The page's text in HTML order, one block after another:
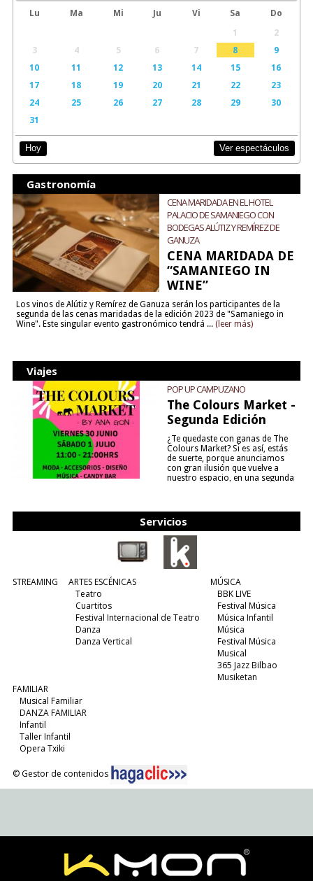
Lu Ma Mi Ju Vi Sa
Do
1
2
3
4 5 6 7 8
9
10
11 12 13 14 15
16
17
18 19 20 21 22
23
24
25 26 27 28 29
30
31
Hoy Ver espectáculos
Gastronomía
CENA MARIDADA EN EL HOTEL
PALACIO DE SAMANIEGO CON
BODEGAS ALÚTIZ Y REMÍREZ DE
GANUZA
CENA MARIDADA DE
“SAMANIEGO IN
WINE”
Los vinos de Alútiz y Remírez de Ganuza serán los participantes de la
segunda de las cenas maridadas de la edición 2023 de "Samaniego in
Wine". Este singular evento gastronómico tendrá ... (leer más)
Viajes
POP UP CAMPUZANO
The Colours Market -
Segunda Edición
¿Te quedaste con ganas de The
Colours Market? Si es así, estás
de suerte, porque anunciamos
con gran ilusión que vuelve a
nuestro espacio, en una segunda
Servicios
STREAMING
ARTES ESCÉNICAS
Teatro
Cuartitos
Festival Internacional de Teatro
Danza
Danza Vertical
MÚSICA
BBK LIVE
Festival Música
Música Infantil
Música
Festival Música
Musical
365 Jazz Bilbao
Musiketan
FAMILIAR
Musical Familiar
DANZA FAMILIAR
Infantil
Taller Infantil
Opera Txiki
© Gestor de contenidos